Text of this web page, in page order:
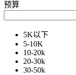
预算
5K以下
5-10K
10-20k
20-30k
30-50k